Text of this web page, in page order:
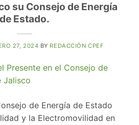
su Consejo de Energía
de Estado.
27, 2024 BY REDACCIÓN CPEF
de Energía de Estado
y la Electromovilidad en